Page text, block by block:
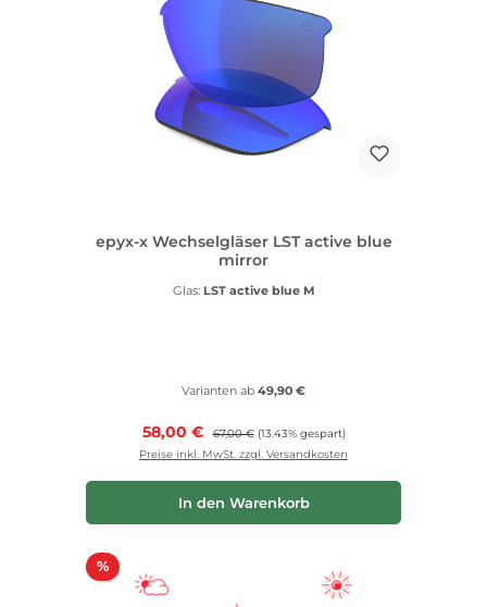
epyx-x Wechselgläser LST active blue
mirror
Glas: LST active blue M
Varianten ab 49,90 €
Verkaufspreis:
58,00 € Regulärer Preis:
67,00 € (13.43% gespart)
Preise inkl. MwSt. zzgl. Versandkosten
In den Warenkorb
%Rabatt